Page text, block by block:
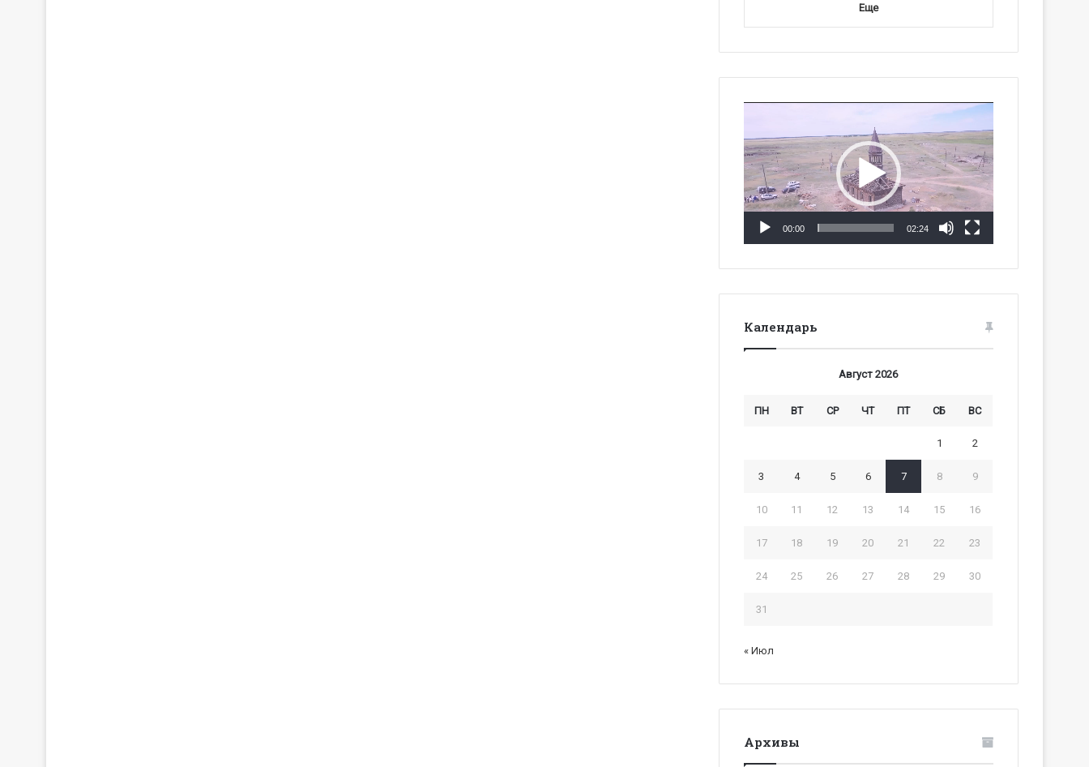
Еще
00:00 02:24
Календарь
Август 2026
ПН ВТ СР ЧТ ПТ СБ ВС
1 2
3 4 5 6 7 8 9
10 11 12 13 14 15 16
17 18 19 20 21 22 23
24 25 26 27 28 29 30
31
« Июл
Архивы